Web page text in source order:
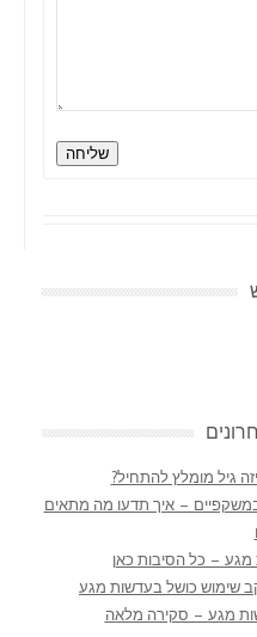
שליחה
גיל מומלץ להתחיל?
– איך תדעו מה מתאים
מגע – כל הסיבות כאן
שימוש כושל בעדשות מגע
מגע – סקירה מלאה